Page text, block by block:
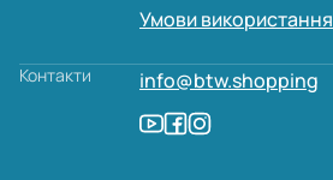
Умови використання
Контакти info@btw.shopping